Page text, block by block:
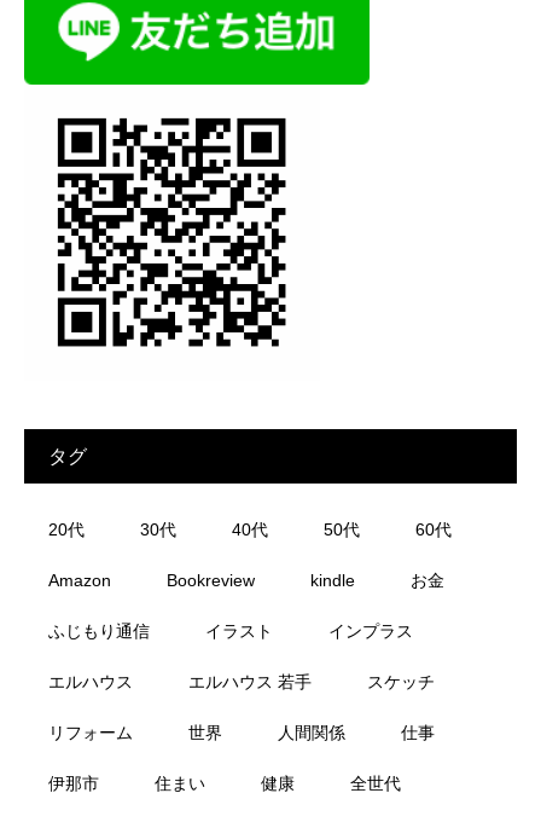
タグ
20代 30代 40代 50代 60代
Amazon Bookreview kindle お金
ふじもり通信 イラスト インプラス
エルハウス エルハウス 若手 スケッチ
リフォーム 世界 人間関係 仕事
伊那市 住まい 健康 全世代